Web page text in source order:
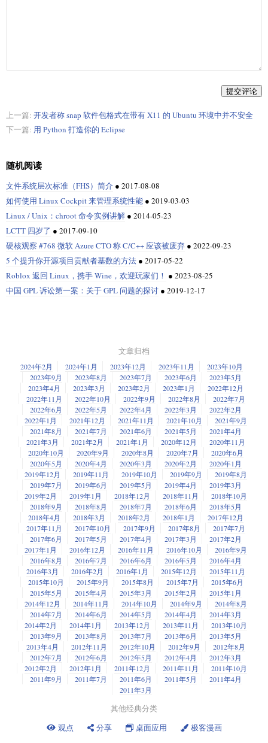
提交评论
上一篇: 开发者称 snap 软件包格式在带有 X11 的 Ubuntu 环境中并不安全
下一篇: 用 Python 打造你的 Eclipse
随机阅读
文件系统层次标准（FHS）简介 ● 2017-08-08
如何使用 Linux Cockpit 来管理系统性能 ● 2019-03-03
Linux / Unix：chroot 命令实例讲解 ● 2014-05-23
LCTT 四岁了 ● 2017-09-10
硬核观察 #768 微软 Azure CTO 称 C/C++ 应该被废弃 ● 2022-09-23
5 个提升你开源项目贡献者基数的方法 ● 2017-05-22
Roblox 返回 Linux，携手 Wine，欢迎玩家们！ ● 2023-08-25
中国 GPL 诉讼第一案：关于 GPL 问题的探讨 ● 2019-12-17
文章归档
2024年2月 2024年1月 2023年12月 2023年11月
2023年10月
2023年9月
2023年8月 2023年7月 2023年6月
2023年5月
2023年4月
2023年3月 2023年2月 2023年1月
2022年12月
2022年11月
2022年10月 2022年9月 2022年8月
2022年7月
2022年6月
2022年5月 2022年4月 2022年3月
2022年2月
2022年1月
2021年12月 2021年11月 2021年10月
2021年9月
2021年8月
2021年7月 2021年6月 2021年5月
2021年4月
2021年3月
2021年2月 2021年1月 2020年12月
2020年11月
2020年10月
2020年9月 2020年8月 2020年7月
2020年6月
2020年5月
2020年4月 2020年3月 2020年2月
2020年1月
2019年12月
2019年11月 2019年10月 2019年9月
2019年8月
2019年7月
2019年6月 2019年5月 2019年4月
2019年3月
2019年2月
2019年1月 2018年12月 2018年11月
2018年10月
2018年9月
2018年8月 2018年7月 2018年6月
2018年5月
2018年4月
2018年3月 2018年2月 2018年1月
2017年12月
2017年11月
2017年10月 2017年9月 2017年8月
2017年7月
2017年6月
2017年5月 2017年4月 2017年3月
2017年2月
2017年1月
2016年12月 2016年11月 2016年10月
2016年9月
2016年8月
2016年7月 2016年6月 2016年5月
2016年4月
2016年3月
2016年2月 2016年1月 2015年12月
2015年11月
2015年10月
2015年9月 2015年8月 2015年7月
2015年6月
2015年5月
2015年4月 2015年3月 2015年2月
2015年1月
2014年12月
2014年11月 2014年10月 2014年9月
2014年8月
2014年7月
2014年6月 2014年5月 2014年4月
2014年3月
2014年2月
2014年1月 2013年12月 2013年11月
2013年10月
2013年9月
2013年8月 2013年7月 2013年6月
2013年5月
2013年4月
2012年11月 2012年10月 2012年9月
2012年8月
2012年7月
2012年6月 2012年5月 2012年4月
2012年3月
2012年2月
2012年1月 2011年12月 2011年11月
2011年10月
2011年9月
2011年7月 2011年6月 2011年5月
2011年4月
2011年3月
其他经典分类
观点
分享 桌面应用
极客漫画